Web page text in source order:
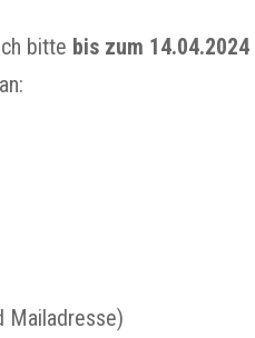
bitte bis zum 14.04.2024
an:
Mailadresse)